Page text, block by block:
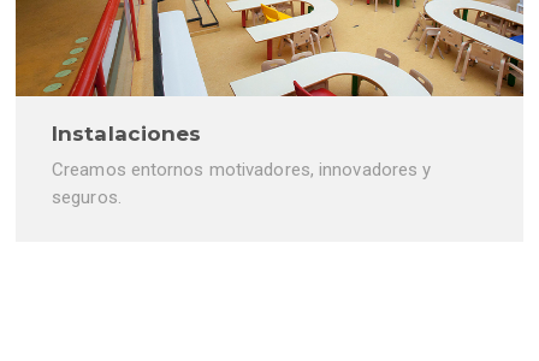
Instalaciones
Creamos entornos motivadores, innovadores y
seguros.